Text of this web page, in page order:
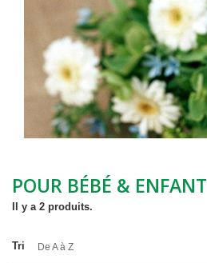
POUR BÉBÉ & ENFANT
Il y a 2 produits.
Tri De A à Z